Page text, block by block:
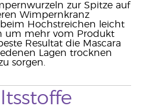
zur Spitze auf
Wimpernkranz
Hochstreichen leicht
um mehr vom Produkt
Resultat die Mascara
Lagen trocknen
sorgen.